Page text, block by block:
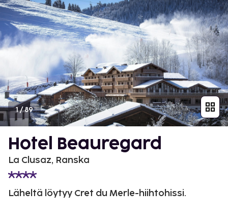
1/89
Hotel Beauregard
La Clusaz, Ranska
Läheltä löytyy Cret du Merle-hiihtohissi.